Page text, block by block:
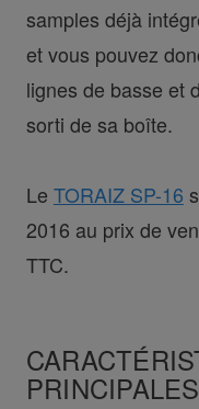
samples déjà
et vous pouvez
lignes de basse et
sorti de sa boîte.
Le TORAIZ SP-16
2016 au prix de
TTC.
PRINCIPALES